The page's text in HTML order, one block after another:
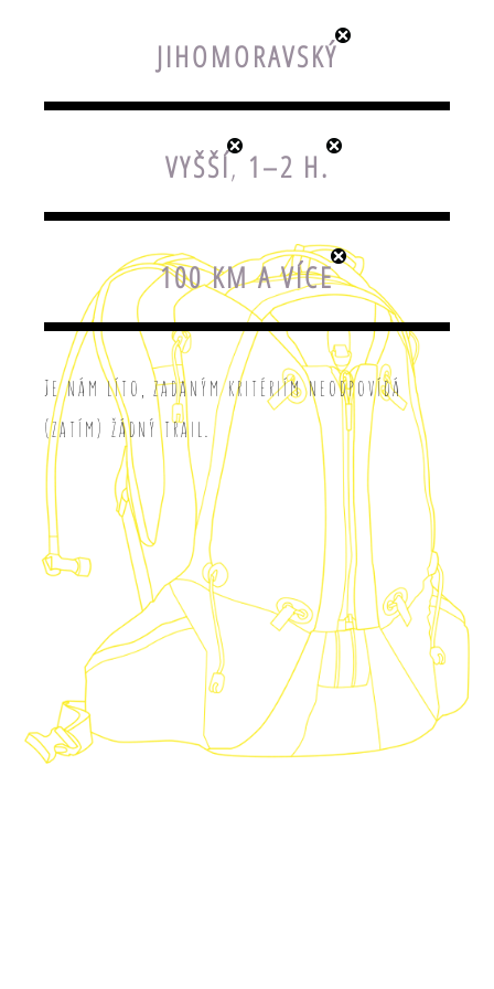
JIHOMORAVSKÝ
VYŠŠÍ, 1–2 H.
100 KM A VÍCE
Je nám líto, zadaným kritériím neodpovídá
(zatím) žádný trail.